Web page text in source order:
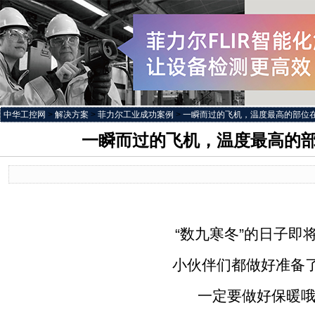
中华工控网 > 解决方案 > 菲力尔工业成功案例 > 一瞬而过的飞机，温度最高的部位
一瞬而过的飞机，温度最高的
“数九寒冬”的日子即
小伙伴们都做好准备
一定要做好保暖